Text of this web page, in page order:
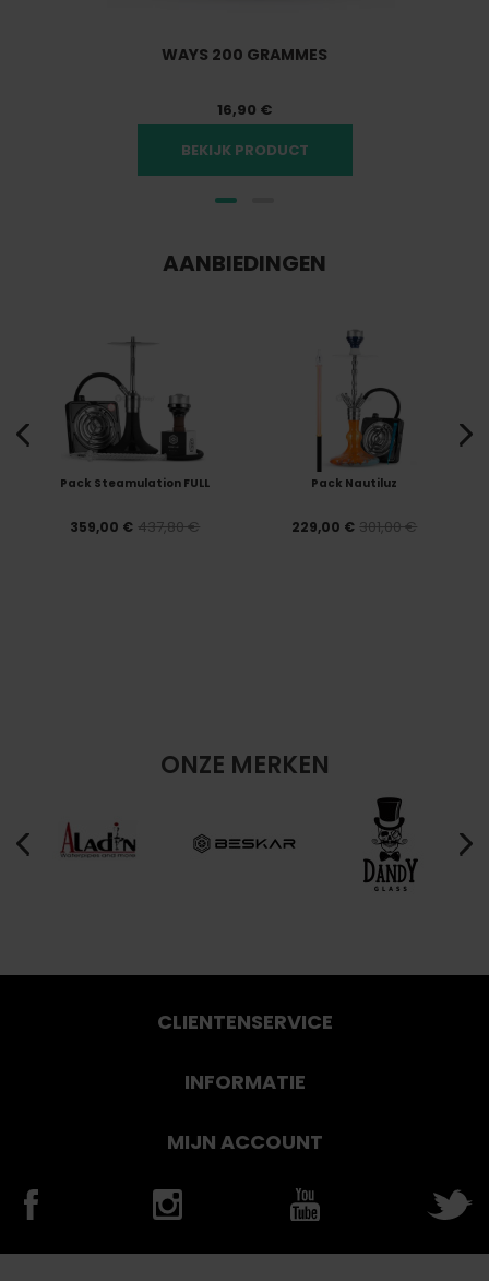
WAYS 200 GRAMMES
16,90 €
BEKIJK PRODUCT
AANBIEDINGEN
Pack Steamulation FULL
359,00 € 437,80 €
Pack Nautiluz
229,00 € 301,00 €
ONZE MERKEN
CLIENTENSERVICE
INFORMATIE
MIJN ACCOUNT